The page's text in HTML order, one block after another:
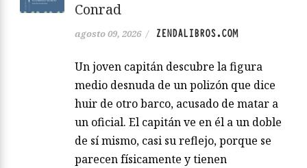
Conrad
agosto 09, 2026 / ZENDALIBROS.COM
Un joven capitán descubre la figura
medio desnuda de un polizón que dice
huir de otro barco, acusado de matar a
un oficial. El capitán ve en él a un doble
de sí mismo, casi su reflejo, porque se
parecen físicamente y tienen